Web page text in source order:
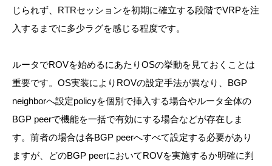
じられず、RTRセッションを初期に確立する段階でVRPを注
入するまでに多少ラグを感じる程度です。
ルータでROVを始めるにあたりOSの挙動を見ておくことは
重要です。OS実装によりROVの設定手法が異なり、BGP
neighborへ設定policyを個別で挿入する場合やルータ全体の
BGP peerで機能を一括で有効にする場合などが存在しま
す。前者の場合は各BGP peerへすべて設定する必要があり
ますが、どのBGP peerにおいてROVを実施するか明確に判